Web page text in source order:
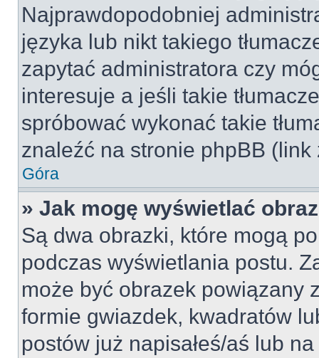
Najprawdopodobniej
języka lub nikt takiego
zapytać administratora czy
interesuje a jeśli takie
spróbować wykonać takie
znaleźć na stronie phpBB
Góra
» Jak mogę wyświetlać
Są dwa obrazki, które mogą
podczas wyświetlania postu.
może być obrazek powiązany
formie gwiazdek, kwadratów
postów już napisałeś/aś lub